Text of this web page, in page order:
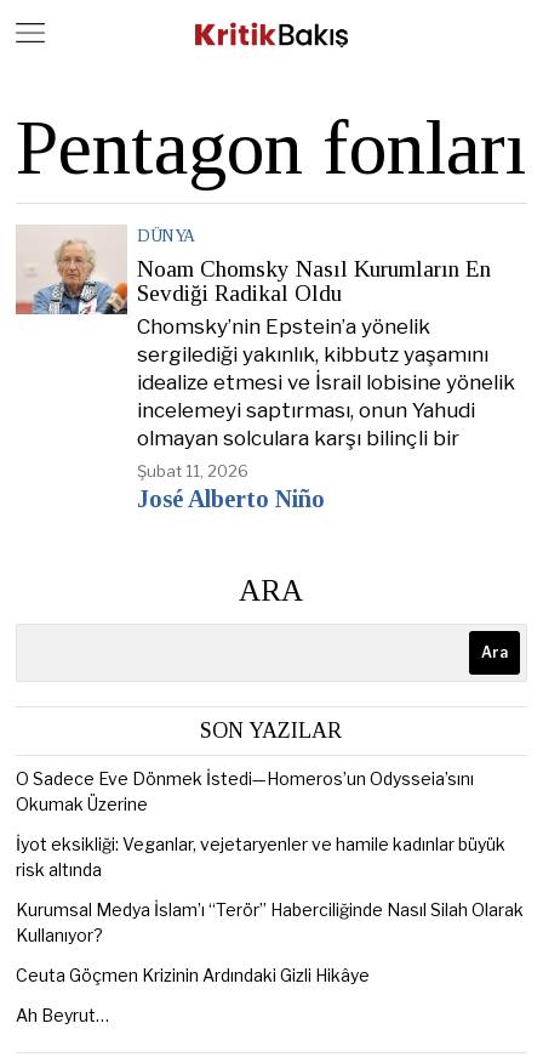
Pentagon fonları
DÜNYA
Noam Chomsky Nasıl Kurumların En
Sevdiği Radikal Oldu
Chomsky’nin Epstein’a yönelik
sergilediği yakınlık, kibbutz yaşamını
idealize etmesi ve İsrail lobisine yönelik
incelemeyi saptırması, onun Yahudi
olmayan solculara karşı bilinçli bir
Şubat 11, 2026
José Alberto Niño
ARA
Ara
SON YAZILAR
O Sadece Eve Dönmek İstedi—Homeros’un Odysseia’sını
Okumak Üzerine
İyot eksikliği: Veganlar, vejetaryenler ve hamile kadınlar büyük
risk altında
Kurumsal Medya İslam’ı “Terör” Haberciliğinde Nasıl Silah Olarak
Kullanıyor?
Ceuta Göçmen Krizinin Ardındaki Gizli Hikâye
Ah Beyrut…